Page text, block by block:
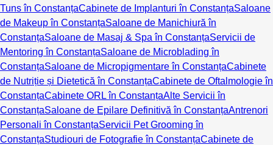
Tuns în ConstanțaCabinete de Implanturi în ConstanțaSaloane
de Makeup în ConstanțaSaloane de Manichiură în
ConstanțaSaloane de Masaj & Spa în ConstanțaServicii de
Mentoring în ConstanțaSaloane de Microblading în
ConstanțaSaloane de Micropigmentare în ConstanțaCabinete
de Nutriție și Dietetică în ConstanțaCabinete de Oftalmologie în
ConstanțaCabinete ORL în ConstanțaAlte Servicii în
ConstanțaSaloane de Epilare Definitivă în ConstanțaAntrenori
Personali în ConstanțaServicii Pet Grooming în
ConstanțaStudiouri de Fotografie în ConstanțaCabinete de